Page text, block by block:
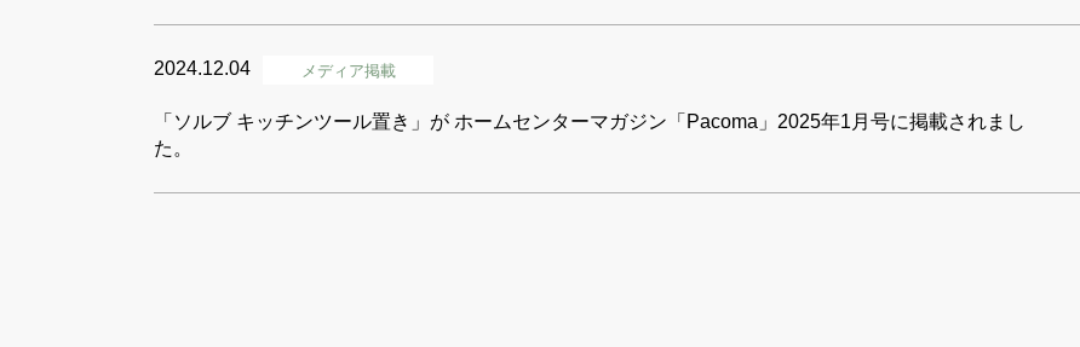
2024.12.04 メディア掲載
「ソルブ キッチンツール置き」が ホームセンターマガジン「Pacoma」2025年1月号に掲載されまし
た。